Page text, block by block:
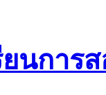
ยนกา